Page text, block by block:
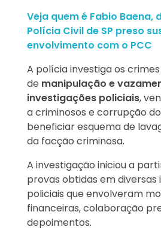
Veja quem é Fabio Baena,
Polícia Civil de SP preso
envolvimento com o PCC
A polícia investiga os crimes
de manipulação e
investigações policiais,
a criminosos e corrupção
beneficiar esquema de
da facção criminosa.
A investigação iniciou a
provas obtidas em diversas
policiais que envolveram
financeiras, colaboração
depoimentos.